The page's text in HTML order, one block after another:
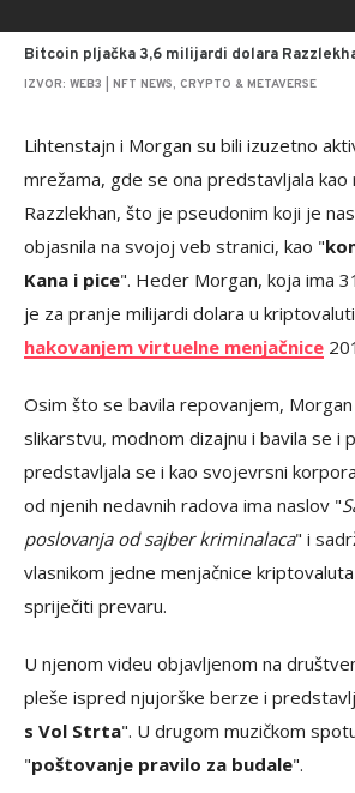
Bitcoin pljačka 3,6 milijardi dolara
IZVOR: WEB3 | NFT NEWS, CRYPTO & METAVERSE
Lihtenstajn i Morgan su bili izuzetno
mrežama, gde se ona predstavljala kao
Razzlekhan, što je pseudonim koji je
objasnila na svojoj veb stranici, kao "
Kana i pice". Heder Morgan, koja ima
je za pranje milijardi dolara u
hakovanjem virtuelne menjačnice
Osim što se bavila repovanjem,
slikarstvu, modnom dizajnu i bavila se i
predstavljala se i kao svojevrsni
od njenih nedavnih radova ima naslov "
poslovanja od sajber kriminalaca" i
vlasnikom jedne menjačnice
spriječiti prevaru.
U njenom videu objavljenom na
pleše ispred njujorške berze i
s Vol Strta". U drugom muzičkom
"poštovanje pravilo za budale".